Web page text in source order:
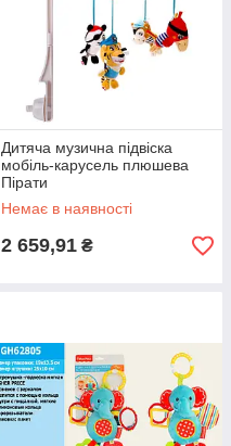
Дитяча музична підвіска
мобіль-карусель плюшева
Пірати
Немає в наявності
2 659,91 ₴